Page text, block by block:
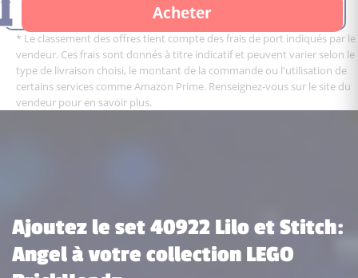
Acheter
* Le classement des offres tient compte des frais de port indiqués par le
vendeur. Ces frais sont donnés à titre indicatif et peuvent varier selon le
type de livraison choisi, le montant de la commande ou l'utilisation de
certains services comme Amazon Prime. Renseignez-vous sur le site du
vendeur pour en savoir plus.
Ajoutez le set 40922 Lilo et Stitch:
Angel à votre collection LEGO